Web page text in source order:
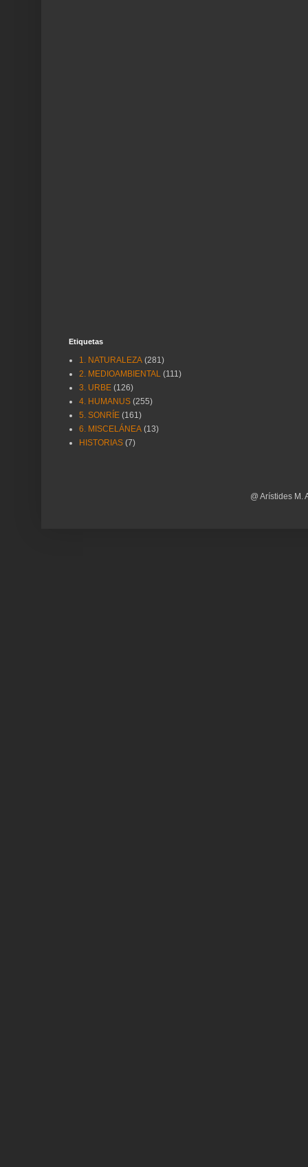
Etiquetas
1. NATURALEZA (281)
2. MEDIOAMBIENTAL (111)
3. URBE (126)
4. HUMANUS (255)
5. SONRÍE (161)
6. MISCELÁNEA (13)
HISTORIAS (7)
@ Arístides M.